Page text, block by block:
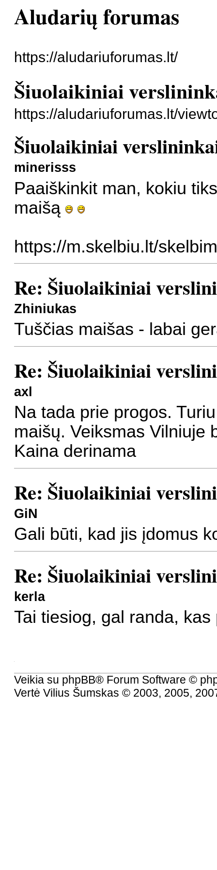
Aludarių forumas
https://aludariuforumas.lt/
Šiuolaikiniai
https://aludariuforumas.lt/
Šiuolaikiniai
minerisss
Paaiškinkit man, kokiu
maišą
https://m.skelbiu.lt/
Re: Šiuolaikiniai
Zhiniukas
Tuščias maišas - labai
Re: Šiuolaikiniai
axl
Na tada prie progos.
maišų. Veiksmas Vilniuje
Kaina derinama
Re: Šiuolaikiniai
GiN
Gali būti, kad jis įdomus
Re: Šiuolaikiniai
kerla
Tai tiesiog, gal randa,
Veikia su phpBB® Forum Software ©
VertėVilius Šumskas © 2003, 2005,